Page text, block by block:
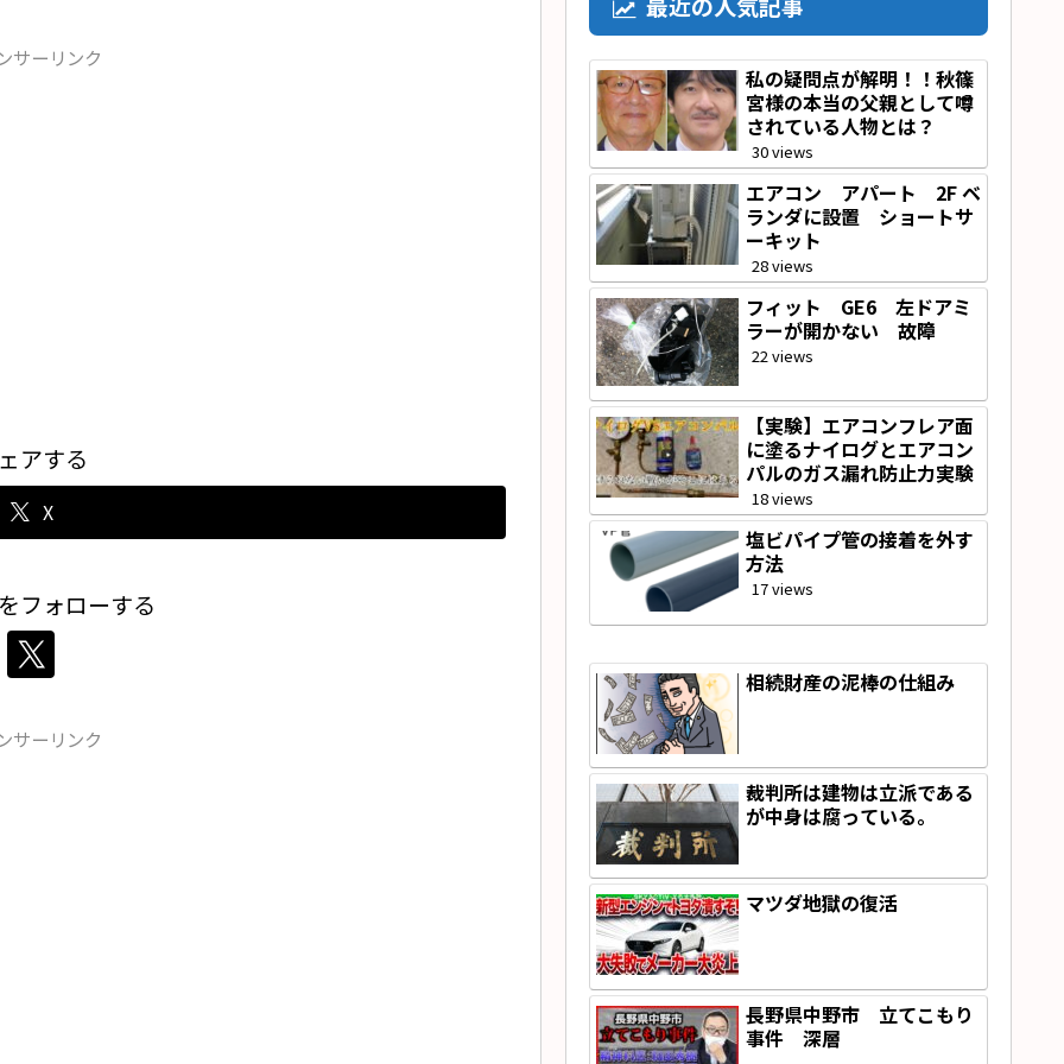
サーリンク
アする
X
フォローする
サーリンク
私の疑問点が解明！！秋篠
宮様の本当の父親として噂
されている人物とは？
30 views
エアコン アパート 2F ベ
ランダに設置 ショートサ
ーキット
28 views
フィット GE6 左ドアミ
ラーが開かない 故障
22 views
【実験】エアコンフレア面
に塗るナイログとエアコン
パルのガス漏れ防止力実験
18 views
塩ビパイプ管の接着を外す
方法
17 views
相続財産の泥棒の仕組み
裁判所は建物は立派である
が中身は腐っている。
マツダ地獄の復活
長野県中野市 立てこもり
事件 深層